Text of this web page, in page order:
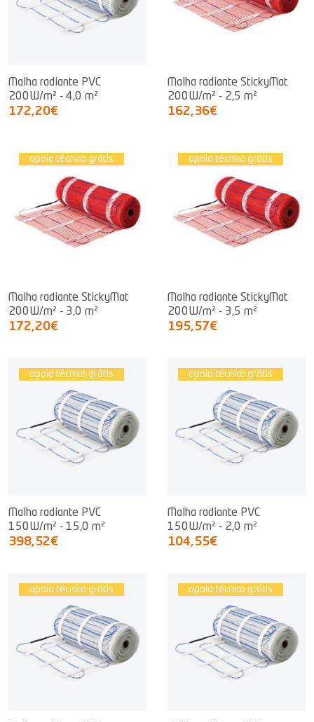
Malha radiante PVC
200W/m² - 4,0 m²
172,20€
Malha radiante StickyMat
200W/m² - 2,5 m²
162,36€
apoio técnico grátis
Malha radiante StickyMat
200W/m² - 3,0 m²
172,20€
apoio técnico grátis
Malha radiante StickyMat
200W/m² - 3,5 m²
195,57€
apoio técnico grátis
Malha radiante PVC
150W/m² - 15,0 m²
398,52€
apoio técnico grátis
Malha radiante PVC
150W/m² - 2,0 m²
104,55€
apoio técnico grátis apoio técnico grátis